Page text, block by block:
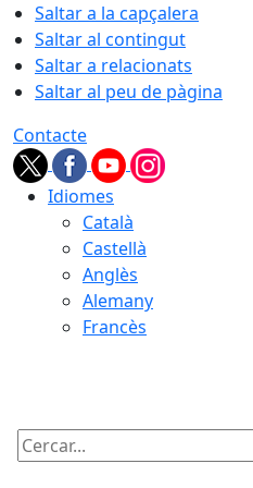
Saltar a la capçalera
Saltar al contingut
Saltar a relacionats
Saltar al peu de pàgina
Contacte
Idiomes
Català
Castellà
Anglès
Alemany
Francès
Cercar: